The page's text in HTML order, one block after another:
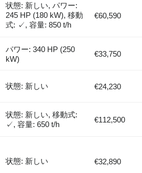
状態: 新しい, パワー:
245 HP (180 kW), 移動
式: ✓, 容量: 850 t/h
€60,590
パワー: 340 HP (250
kW)
€33,750
状態: 新しい €24,230
状態: 新しい, 移動式:
✓, 容量: 650 t/h
€112,500
状態: 新しい €32,890